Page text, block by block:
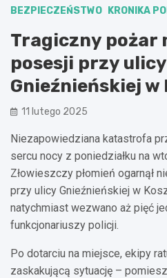
BEZPIECZEŃSTWO KRONIKA
Tragiczny pożar
posesji przy ulicy
Gnieźnieńskiej w
11 lutego 2025
Niezapowiedziana katastrofa
sercu nocy z poniedziałku na
Złowieszczy płomień ogarnął
przy ulicy Gnieźnieńskiej w
natychmiast wezwano aż pięć
funkcjonariuszy policji.
Po dotarciu na miejsce, ekipy
zaskakującą sytuację –